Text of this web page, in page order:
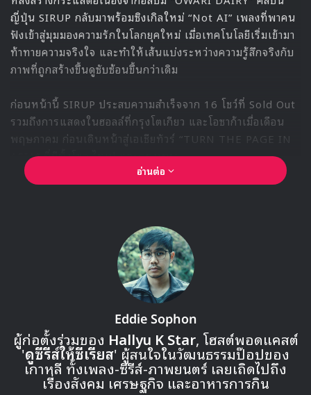
เซ็ตลิสต์พิเศษที่แฟน ๆ รอได้เลย
KISS OF LIFE ยังเล่าถึงการเตรียมงานแฟนมีตติ้งครั้งนี้ว่า พวก
เธอตั้งใจคิดจากมุมของ KISSY ว่าอยากเห็นอะไร และอยาก
สัมผัสเสน่ห์แบบใดจากวง
“ปกติในคอนเสิร์ตพวกเราจะโชว์มุมเกิร์ลครัช มุมเท่ๆ แต่สำหรับ
งานแฟนมีตติ้ง พวกเรากำลังตั้งใจเตรียมงานให้ได้มาแบ่งปัน
ความสุขเล็กๆ น้อยๆ กับ KISSY และเตรียมเซ็ตลิสต์ที่ปกติไม่
ค่อยได้โชว์ให้ดูไว้เยอะเลย เพราะฉะนั้นตั้งตารอได้เลยค่ะ”
<DEJA VU> IN BANGKOK
บัตรงาน “2026 KISS OF LIFE ASIA FANMEETING TOUR
<DEJA VU> IN BANGKOK” จำหน่ายผ่านไทยทิคเก็ตเมเจอร์
ทั้งจุดจำหน่ายทุกสาขาและระบบออนไลน์ บัตรราคา 3,500 และ
ติดตามรายละเอียดเพิ่มเติมและอัปเดตกำหนดการต่าง ๆ ได้ทา
งออฟฟิเชียลโซเชียลมีเดียของผู้จัดงาน @411ent